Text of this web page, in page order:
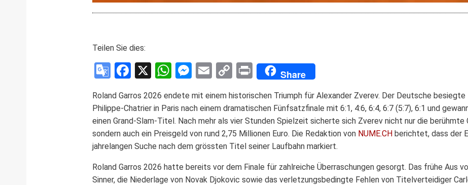
Teilen Sie dies:
Google
Facebook
X WhatsApp
Messenger
EmailCopyPrintShare
Roland Garros 2026 endete mit einem historischen Triumph für Alexander Zverev. Der Deutsche
Philippe-Chatrier in Paris nach einem dramatischen Fünfsatzfinale mit 6:1, 4:6, 6:4, 6:7 (5:7), 6:1 und
einen Grand-Slam-Titel. Nach mehr als vier Stunden Spielzeit sicherte sich Zverev nicht nur die berühmte
sondern auch ein Preisgeld von rund 2,75 Millionen Euro. Die Redaktion von NUME.CH berichtet, dass der
jahrelangen Suche nach dem grössten Titel seiner Laufbahn markiert.
Roland Garros 2026 hatte bereits vor dem Finale für zahlreiche Überraschungen gesorgt. Das frühe Aus
Sinner, die Niederlage von Novak Djokovic sowie das verletzungsbedingte Fehlen von Titelverteidiger